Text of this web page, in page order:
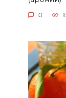
0